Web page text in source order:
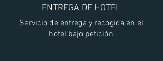
ENTREGA DE HOTEL
Servicio de entrega y recogida en el
hotel bajo petición